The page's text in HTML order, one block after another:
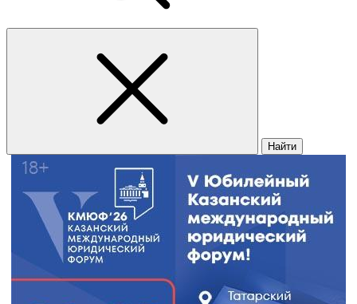
Найти